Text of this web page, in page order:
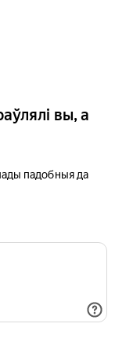
вы, а
падобныя да